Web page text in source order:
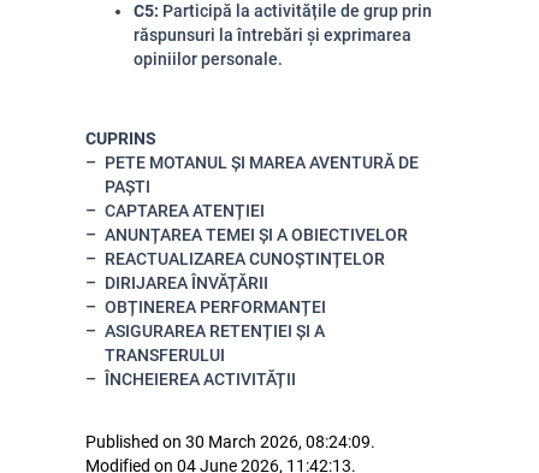
C5: Participă la activitățile de grup prin
răspunsuri la întrebări și exprimarea
opiniilor personale.
CUPRINS
PETE MOTANUL ȘI MAREA AVENTURĂ DE
PAȘTI
CAPTAREA ATENȚIEI
ANUNȚAREA TEMEI ȘI A OBIECTIVELOR
REACTUALIZAREA CUNOȘTINȚELOR
DIRIJAREA ÎNVĂȚĂRII
OBȚINEREA PERFORMANȚEI
ASIGURAREA RETENȚIEI ȘI A
TRANSFERULUI
ÎNCHEIEREA ACTIVITĂȚII
Published on 30 March 2026, 08:24:09.
Modified on 04 June 2026, 11:42:13.